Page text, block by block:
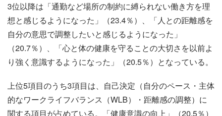
3位以降は「通勤など場所の制約に縛られない働き方を理
想と感じるようになった」（23.4％）、「人との距離感を
自分の意思で調整したいと感じるようになった」
（20.7％）、「心と体の健康を守ることの大切さを以前よ
り強く意識するようになった」（20.5％）となっている。
上位5項目のうち3項目は、自己決定（自分のペース・主体
的なワークライフバランス（WLB）・距離感の調整）に
関する項目が占めている。「健康意識の向上」（20.5％）